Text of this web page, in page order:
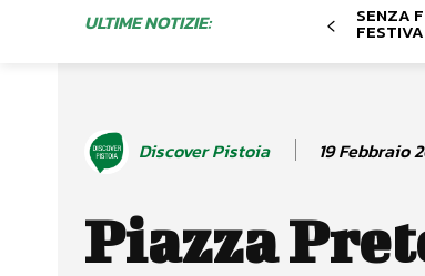
ULTIME NOTIZIE: SENZA
Discover Pistoia 19 Febbraio
Piazza